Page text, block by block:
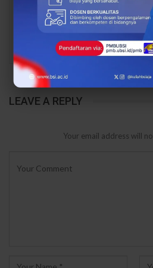
Mahasiswa UBSI Solo ke
Posko BSI…
NEXT
LEAVE A REPLY
Your email address will